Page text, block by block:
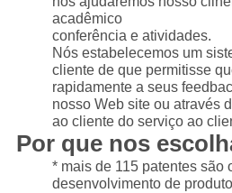
acadêmico
conferência e atividades.
Nós estabelecemos um
cliente de que permitisse
rapidamente a seus
nosso Web site ou através
ao cliente do serviço ao
Por que nos
* mais de 115 patentes são
desenvolvimento de